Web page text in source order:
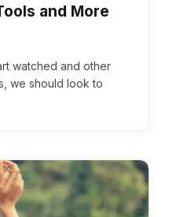
and More
watched and other
we should look to